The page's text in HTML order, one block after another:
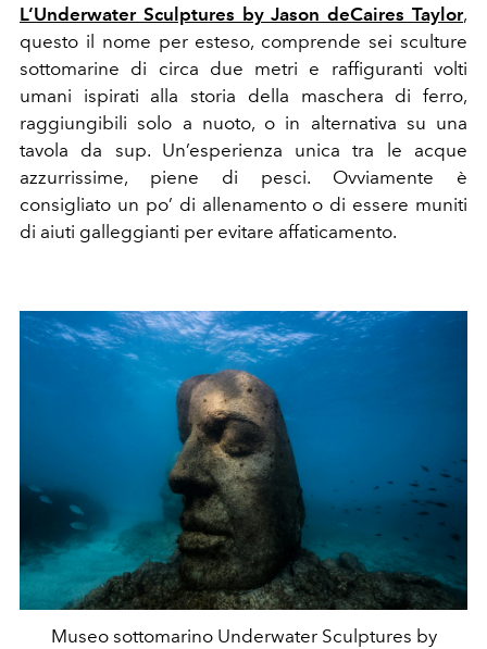
L‘Underwater Sculptures by Jason deCaires Taylor,
questo il nome per esteso, comprende sei sculture
sottomarine di circa due metri e raffiguranti volti
umani ispirati alla storia della maschera di ferro,
raggiungibili solo a nuoto, o in alternativa su una
tavola da sup. Un’esperienza unica tra le acque
azzurrissime, piene di pesci. Ovviamente è
consigliato un po’ di allenamento o di essere muniti
di aiuti galleggianti per evitare affaticamento.
Museo sottomarino Underwater Sculptures by